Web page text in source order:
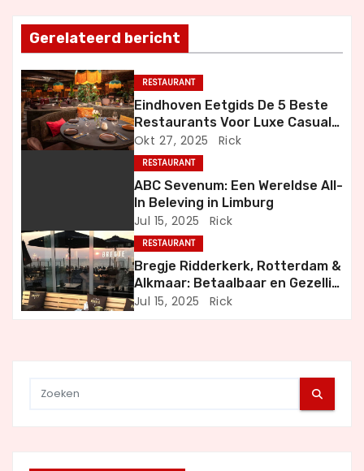
t
n
a
v
i
t
i
Gerelateerd bericht
RESTAURANT
Eindhoven Eetgids De 5 Beste
Restaurants Voor Luxe Casual
en Bijzondere Momenten
Okt 27, 2025 Rick
RESTAURANT
ABC Sevenum: Een Wereldse All-
In Beleving in Limburg
Jul 15, 2025 Rick
RESTAURANT
Bregje Ridderkerk, Rotterdam &
Alkmaar: Betaalbaar en Gezellig
Uit Eten
Jul 15, 2025 Rick